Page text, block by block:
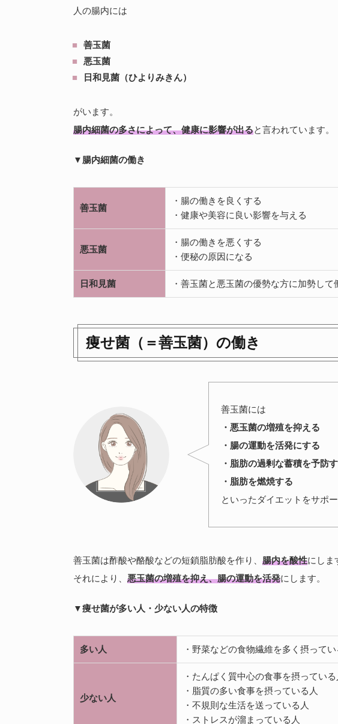
人の腸内には
善玉菌
悪玉菌
日和見菌（ひよりみきん）
がいます。
腸内細菌の多さによって、健康に影響が出ると言われています。
▼腸内細菌の働き
善玉菌
・腸の働きを良くする
・健康や美容に良い影響を与える
悪玉菌
・腸の働きを悪くする
・便秘の原因になる
日和見菌 ・善玉菌と悪玉菌の優勢な方に加勢して
痩せ菌（＝善玉菌）の働き
善玉菌には
・悪玉菌の増殖を抑える
・腸の運動を活発にする
・脂肪の過剰な蓄積を予防
・脂肪を燃焼する
といったダイエットをサポ
善玉菌は酢酸や酪酸などの短鎖脂肪酸を作り、 腸内を酸性にしま
それにより、 悪玉菌の増殖を抑え、腸の運動を活発にします。
▼痩せ菌が多い人・少ない人の特徴
多い人 ・野菜などの食物繊維を多く摂ってい
少ない人
・たんぱく質中心の食事を摂っている
・脂質の多い食事を摂っている人
・不規則な生活を送っている人
・ストレスが溜まっている人